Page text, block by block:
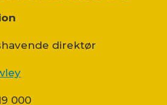
direktør
000